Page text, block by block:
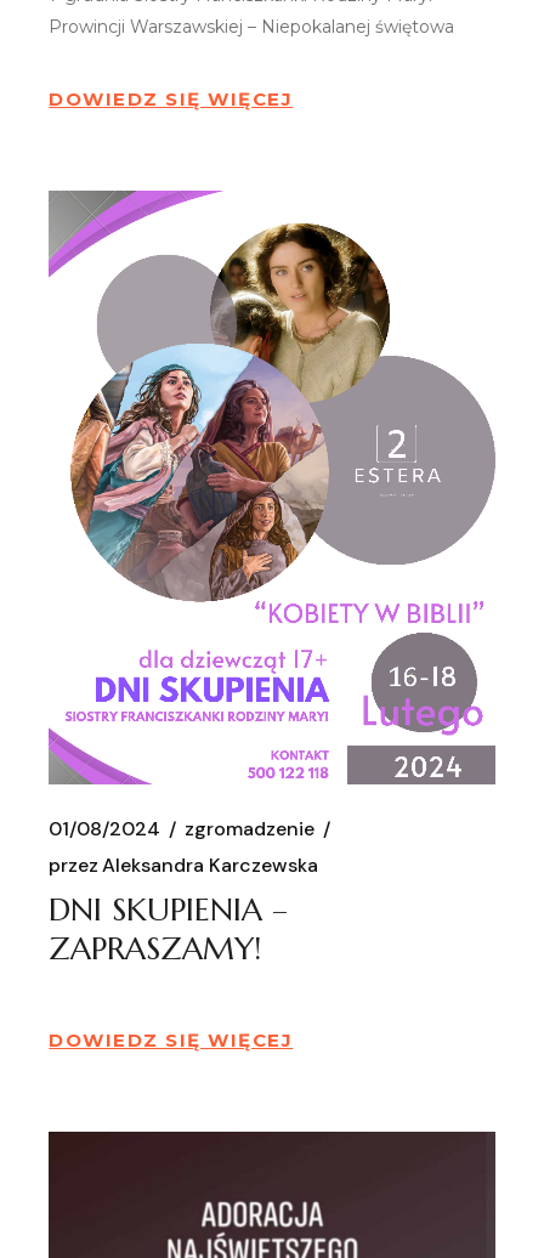
Prowincji Warszawskiej – Niepokalanej świętowa
DOWIEDZ SIĘ WIĘCEJ
01/08/2024
zgromadzenie
przez Aleksandra Karczewska
DNI SKUPIENIA –
ZAPRASZAMY!
DOWIEDZ SIĘ WIĘCEJ